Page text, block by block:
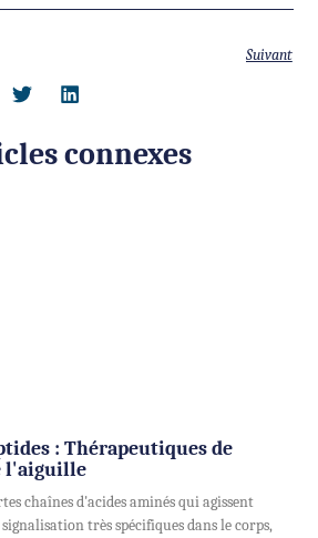
Suivant
connexes
: Thérapeutiques de
l'aiguille
chaînes d'acides aminés qui agissent
signalisation très spécifiques dans le corps,